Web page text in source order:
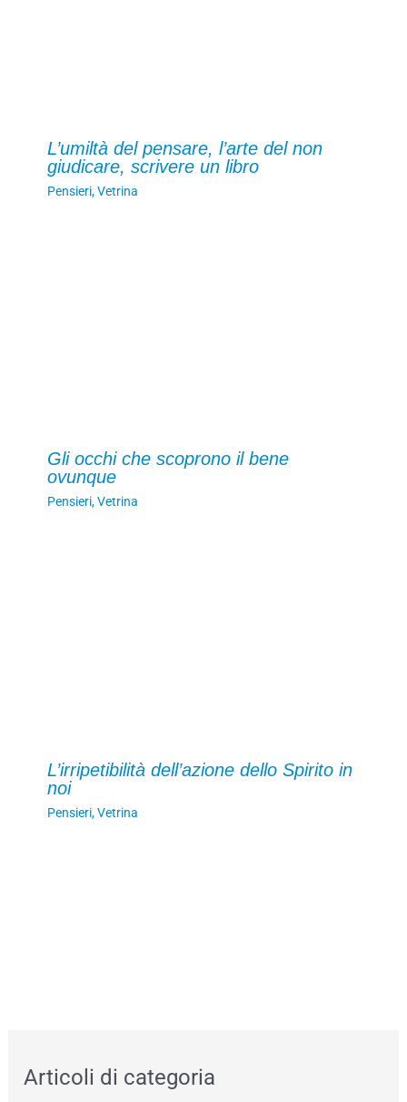
L’umiltà del pensare, l’arte del non
giudicare, scrivere un libro
Pensieri,Vetrina
Gli occhi che scoprono il bene
ovunque
Pensieri,Vetrina
L’irripetibilità dell’azione dello Spirito in
noi
Pensieri,Vetrina
Articoli di categoria